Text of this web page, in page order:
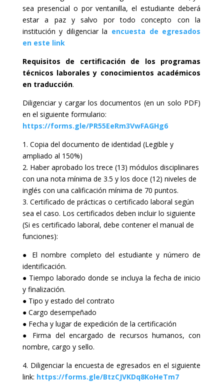
sea presencial o por ventanilla, el estudiante deberá
estar a paz y salvo por todo concepto con la
institución y diligenciar la encuesta de egresados
en este link
Requisitos de certificación de los programas
técnicos laborales y conocimientos académicos
en traducción.
Diligenciar y cargar los documentos (en un solo PDF)
en el siguiente formulario:
https://forms.gle/PR55EeRm3VwFAGHg6
1. Copia del documento de identidad (Legible y
ampliado al 150%)
2. Haber aprobado los trece (13) módulos disciplinares
con una nota mínima de 3.5 y los doce (12) niveles de
inglés con una calificación mínima de 70 puntos.
3. Certificado de prácticas o certificado laboral según
sea el caso. Los certificados deben incluir lo siguiente
(Si es certificado laboral, debe contener el manual de
funciones):
● El nombre completo del estudiante y número de
identificación.
● Tiempo laborado donde se incluya la fecha de inicio
y finalización.
● Tipo y estado del contrato
● Cargo desempeñado
● Fecha y lugar de expedición de la certificación
● Firma del encargado de recursos humanos, con
nombre, cargo y sello.
4. Diligenciar la encuesta de egresados en el siguiente
link: https://forms.gle/BtzCJVKDq8KoHeTm7